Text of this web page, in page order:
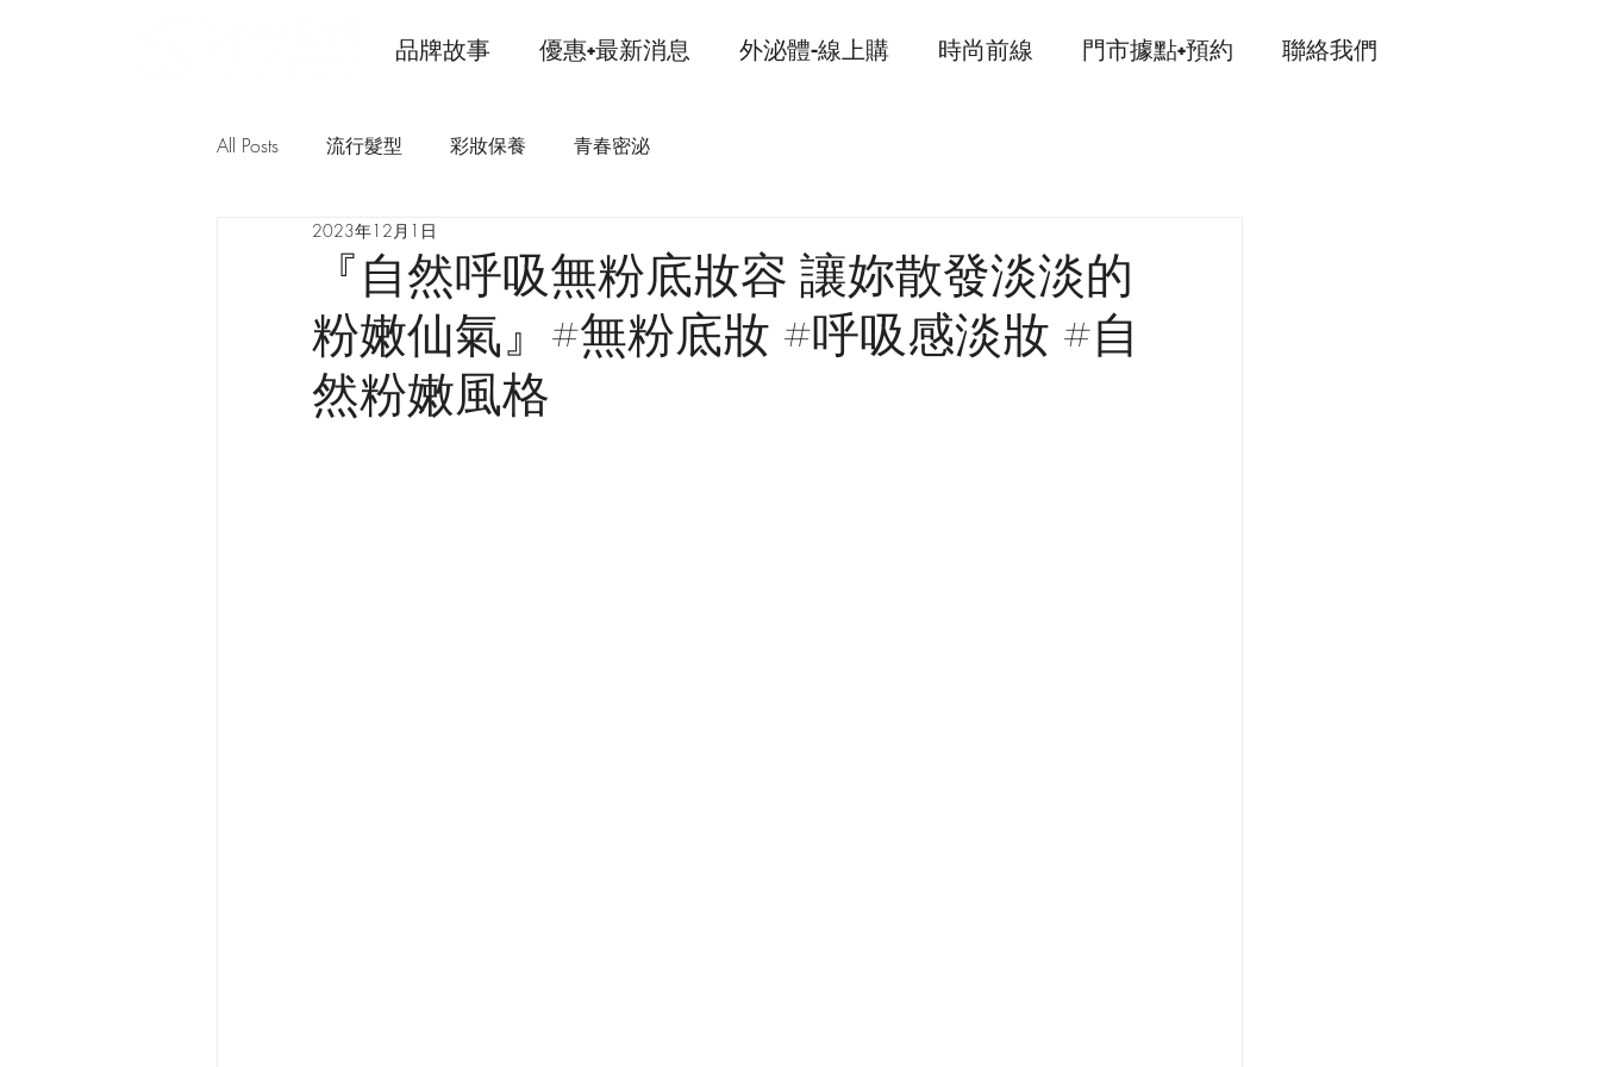
品牌故事 優惠+最新消息 外泌體-線上購 時尚前線 門市據點+預約 聯絡我們
All Posts 流行髮型 彩妝保養 青春密泌
『自然呼吸無粉底妝容 讓妳散發淡淡的
粉嫩仙氣』#無粉底妝 #呼吸感淡妝 #自
然粉嫩風格
2023年12月1日